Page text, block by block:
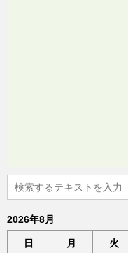
2026年8月
日 月 火